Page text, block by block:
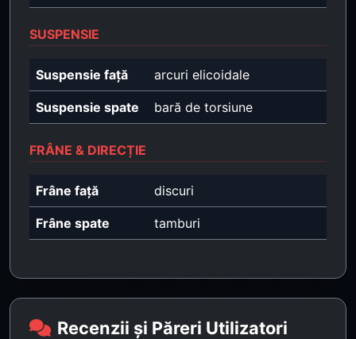
SUSPENSIE
Suspensie față arcuri elicoidale
Suspensie spate bară de torsiune
FRÂNE & DIRECȚIE
Frâne față discuri
Frâne spate tamburi
Recenzii și Păreri Utilizatori